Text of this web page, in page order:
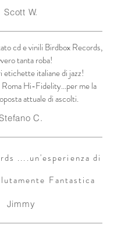
Scott W.
cd e vinili Birdbox Records,
tanta roba!
etichette italiane di jazz!
Hi-Fidelity...per me la
attuale di ascolti.
C.
....un'esperienza di
Fantastica
Jimmy